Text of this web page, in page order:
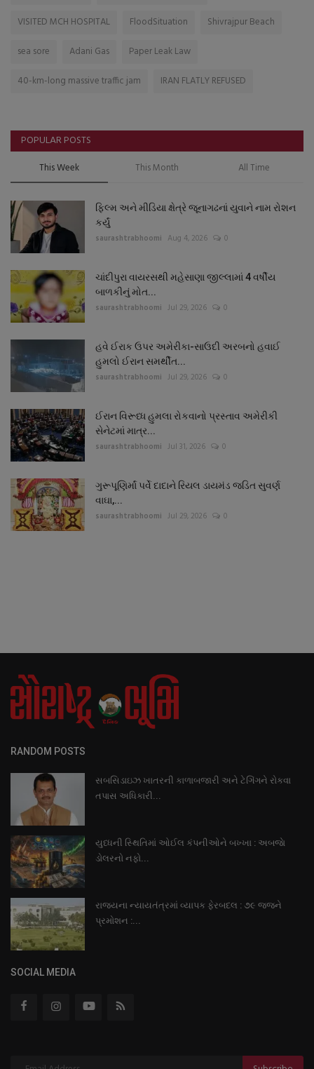
VISITED MCH HOSPITAL
FloodSituation
Shivrajpur Beach
sea sore
Adani Gas
Paper Leak Law
40-km-long massive traffic jam
IRAN FLATLY REFUSED
POPULAR POSTS
This Week This Month All Time
ફિલ્મ અને મીડિયા ક્ષેત્રે જૂનાગઢનાં યુવાને નામ રોશન
કર્યું
saurashtrabhoomi Aug 4, 2026 0
ચાંદીપુરા વાયરસથી મહેસાણા જીલ્લામાં 4 વર્ષીય
બાળકીનું મોત...
saurashtrabhoomi Jul 29, 2026 0
હવે ઈરાક ઉપર અમેરીકા-સાઉદી અરબનો હવાઈ
હુમલો ઈરાન સમર્થીત...
saurashtrabhoomi Jul 29, 2026 0
ઈરાન વિરૂધ્ધ હુમલા રોકવાનો પ્રસ્તાવ અમેરીકી
સેનેટમાં માત્ર...
saurashtrabhoomi Jul 31, 2026 0
ગુરૂપૂણિર્માં પર્વે દાદાને રિયલ ડાયમંડ જડિત સુવર્ણ
વાઘા,...
saurashtrabhoomi Jul 29, 2026 0
RANDOM POSTS
સબસિડાઇઝ ખાતરની કાળાબજારી અને ટેગિંગને રોકવા
તપાસ અધિકારી...
યુધ્ધની સ્થિતિમાં ઓઈલ કંપનીઓને બખ્ખા : અબજાે
ડોલરનો નફો...
રાજયના ન્યાયતંત્રમાં વ્યાપક ફેરબદલ : ૭૯ જજને
પ્રમોશન :...
SOCIAL MEDIA